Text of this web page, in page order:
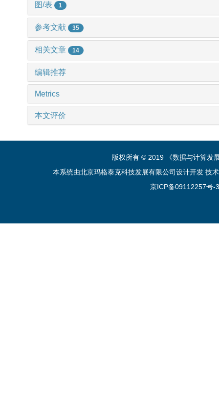
图/表 1
参考文献 35
相关文章 14
编辑推荐
Metrics
本文评价
版权所有 © 2019 《数据与计算发
本系统由北京玛格泰克科技发展有限公司设计开发 技
京ICP备09112257号-